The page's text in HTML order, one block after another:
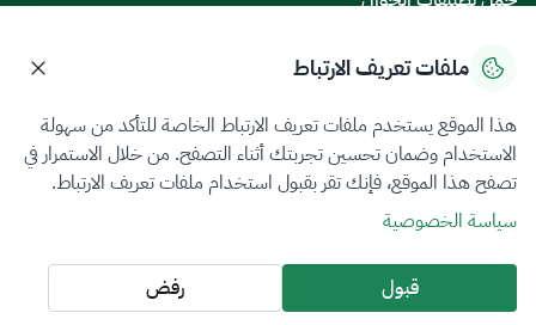
سياسة الخصوصيةشروط الاستخدامخريطة الموقع
جميع الحقوق محفوظة 2026 © ZATCA.GOV.SA
تم تطويره وصيانته بواسطة هيئة الزكاة والضريبة والجمارك
آخر تحديث للموقع في
ملفات تعريف الارتباط
هذا الموقع يستخدم ملفات تعريف الارتباط الخاصة للتأكد من سهولة
الاستخدام وضمان تحسين تجربتك أثناء التصفح. من خلال الاستمرار في
تصفح هذا الموقع، فإنك تقر بقبول استخدام ملفات تعريف الارتباط.
سياسة الخصوصية
قبول
رفض